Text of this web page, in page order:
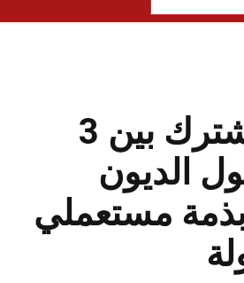
منشور مشترك بين 3
الديون
مستعملي